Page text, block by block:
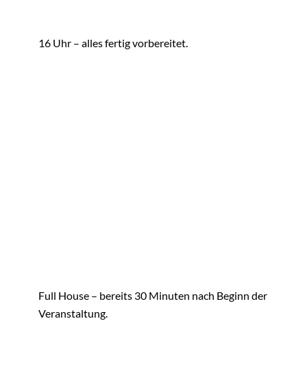
16 Uhr – alles fertig vorbereitet.
Full House – bereits 30 Minuten nach Beginn der
Veranstaltung.